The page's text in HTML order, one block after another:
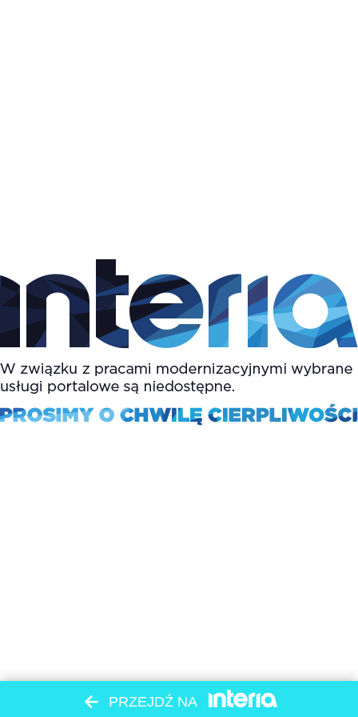
PRZEJDŹ NA